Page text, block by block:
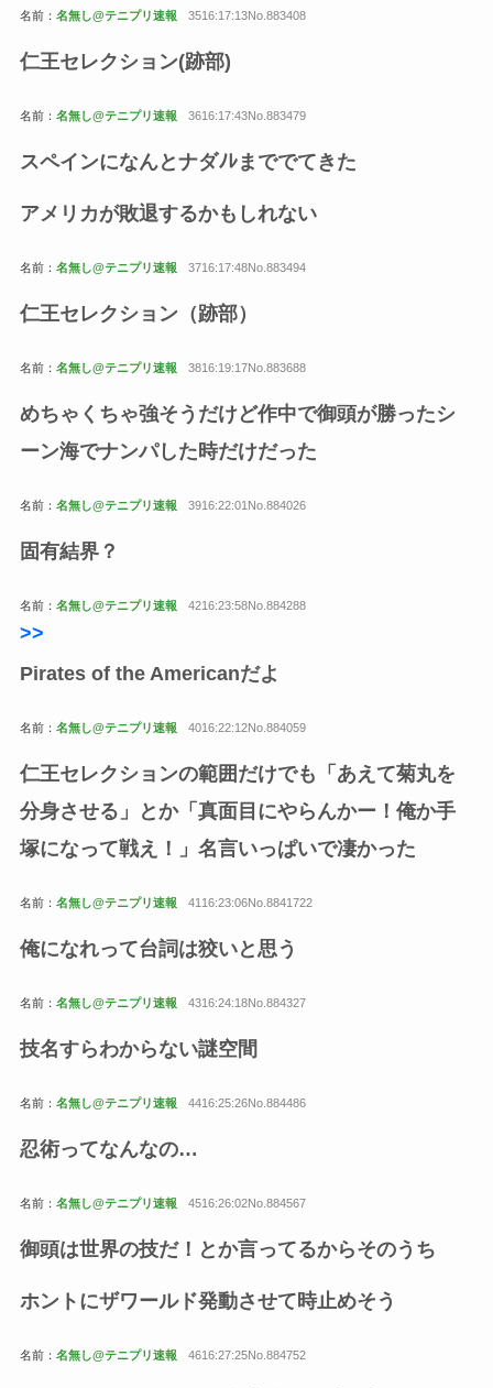
名前： 名無し@テニプリ速報 3516:17:13No.883408
仁王セレクション(跡部)
名前： 名無し@テニプリ速報 3616:17:43No.883479
スペインになんとナダﾉﾚまででてきた
アメリカが敗退するかもしれない
名前： 名無し@テニプリ速報 3716:17:48No.883494
仁王セレクション（跡部）
名前： 名無し@テニプリ速報 3816:19:17No.883688
めちゃくちゃ強そうだけど作中で御頭が勝ったシ
ーン海でナンパした時だけだった
名前： 名無し@テニプリ速報 3916:22:01No.884026
固有結界？
名前： 名無し@テニプリ速報 4216:23:58No.884288
>>
Pirates of the Americanだよ
名前： 名無し@テニプリ速報 4016:22:12No.884059
仁王セレクションの範囲だけでも「あえて菊丸を
分身させる」とか「真面目にやらんかー！俺か手
塚になって戦え！」名言いっぱいで凄かった
名前： 名無し@テニプリ速報 4116:23:06No.8841722
俺になれって台詞は狡いと思う
名前： 名無し@テニプリ速報 4316:24:18No.884327
技名すらわからない謎空間
名前： 名無し@テニプリ速報 4416:25:26No.884486
忍術ってなんなの…
名前： 名無し@テニプリ速報 4516:26:02No.884567
御頭は世界の技だ！とか言ってるからそのうち
ホントにザワールド発動させて時止めそう
名前： 名無し@テニプリ速報 4616:27:25No.884752